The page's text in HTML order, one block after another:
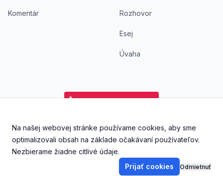
Komentár Rozhovor
Esej
Úvaha
FacebookInstagramYouTubeAplikácia DoKostola -
Aplikácia
Na našej webovej stránke používame cookies, aby sme
optimalizovali obsah na základe očakávaní používateľov.
Nezbierame žiadne citlivé údaje.
Prijať cookies
Odmietnuť